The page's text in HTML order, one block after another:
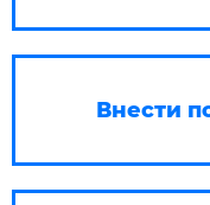
Внести